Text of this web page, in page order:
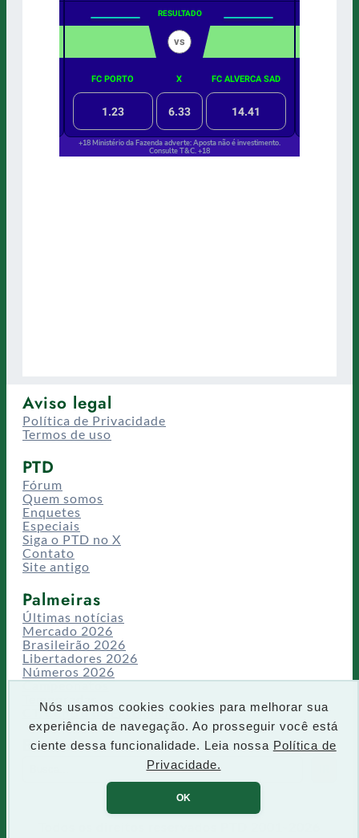
Nós usamos cookies cookies para melhorar sua
experiência de navegação. Ao prosseguir você está
ciente dessa funcionalidade. Leia nossa Política de
Privacidade.
OK
Aviso legal
Política de Privacidade
Termos de uso
PTD
Fórum
Quem somos
Enquetes
Especiais
Siga o PTD no X
Contato
Site antigo
Palmeiras
Últimas notícias
Mercado 2026
Brasileirão 2026
Libertadores 2026
Números 2026
Campeonatos
Temporadas
CT/Centro de Excelência
Busca
P
q
u